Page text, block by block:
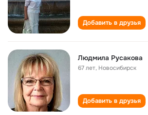
Добавить в друзья
Людмила Русакова
67 лет, Новосибирск
Добавить в друзья